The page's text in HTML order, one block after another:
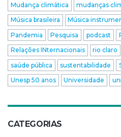
Mudança climática
mudanças
Música brasileira
Música
Pandemia
Pesquisa podcast
Relações INternacionais
rio claro
saúde pública
sustentabilidade
Unesp 50 anos
Universidade
CATEGORIAS